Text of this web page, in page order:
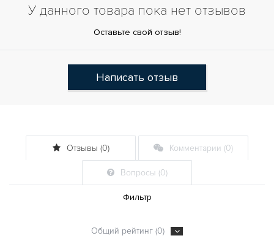
У данного товара пока нет отзывов
Оставьте свой отзыв!
Написать отзыв
Отзывы (0) Комментарии (0)
Вопросы (0)
Фильтр
Общий рейтинг (0)